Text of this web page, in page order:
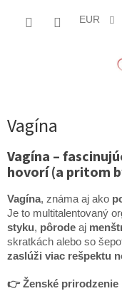
EUR
Vagína
Vagína –
hovorí (a pritom
Vagína, známa aj ako
Je to multitalentovaný
styku, pôrode aj
skratkách alebo so
zaslúži viac rešpektu
👉 Ženské prirodzenie